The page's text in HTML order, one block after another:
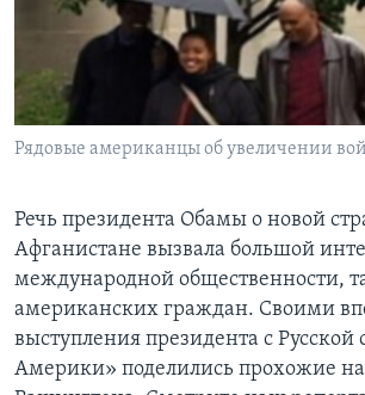
Learning English
СОЦИАЛЬНЫЕ СЕТИ
Языки
Рядовые американцы об увеличении
Речь президента Обамы о новой
Афганистане вызвала большой
международной общественности,
американских граждан. Своими
выступления президента с Русской
Америки» поделились прохожие